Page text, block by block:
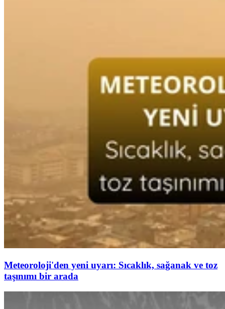
Meteoroloji'den yeni uyarı: Sıcaklık, sağanak ve toz
taşınımı bir arada